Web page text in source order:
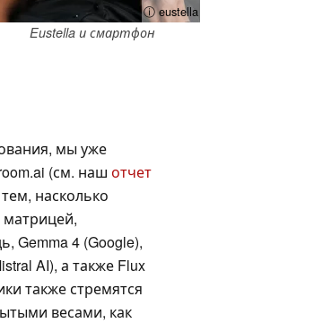
ⓘ eustella
Eustella и смартфон
мы уже
(см. наш отчет
насколько
Gemma 4 (Google),
AI), а также Flux
также стремятся
весами, как